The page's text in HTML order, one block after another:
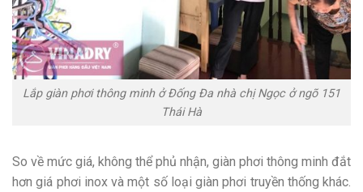
Lắp giàn phơi thông minh ở Đống Đa nhà chị Ngọc ở ngõ 151
Thái Hà
So về mức giá, không thể phủ nhận, giàn phơi thông minh đắt
hơn giá phơi inox và một số loại giàn phơi truyền thống khác.